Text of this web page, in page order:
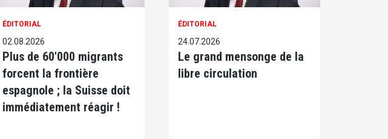
ÉDITORIAL
02.08.2026
Plus de 60'000 migrants
forcent la frontière
espagnole ; la Suisse doit
immédiatement réagir !
ÉDITORIAL
24.07.2026
Le grand mensonge de la
libre circulation